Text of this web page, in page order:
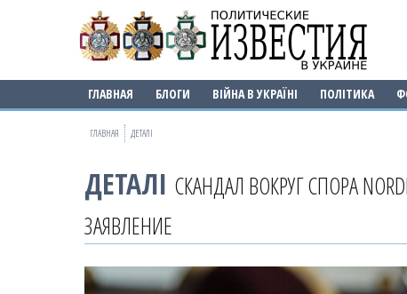
ГЛАВНАЯ БЛОГИ ВІЙНА В УКРАЇНІ ПОЛІТИКА
ГЛАВНАЯ ДЕТАЛІ
ДЕТАЛІ СКАНДАЛ ВОКРУГ СПОРА
ЗАЯВЛЕНИЕ